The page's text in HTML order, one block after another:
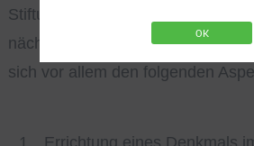
Stiftung unter Beteiligung und
nächsten Verwandten und
sich vor allem den folgenden
Errichtung eines Denkmals
OK